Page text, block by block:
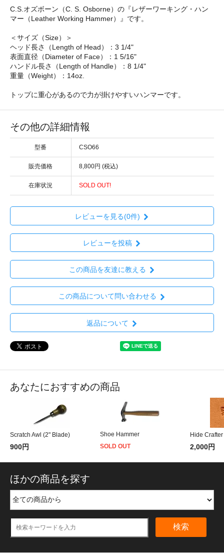
C.S.オズボーン（C. S. Osborne）の『レザーワーキング・ハン
マー（Leather Working Hammer）』です。
＜サイズ（Size）＞
ヘッド長さ（Length of Head）：3 1/4"
表面直径（Diameter of Face）：1 5/16"
ハンドル長さ（Length of Handle）：8 1/4"
重量（Weight）：14oz.
トップに重心があるので力が掛けやすいハンマーです。
その他の詳細情報
型番 CSO66
販売価格 8,800円 (税込)
在庫状況 SOLD OUT!
レビューを見る(0件)
レビューを投稿
この商品を友達に教える
この商品について問い合わせる
返品について
あなたにおすすめの商品
Scratch Awl (2" Blade)
900円
Shoe Hammer
SOLD OUT
Hide
2,000円
ほかの商品を探す
検索